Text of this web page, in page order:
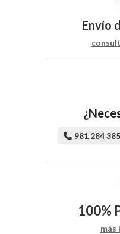
Envío
981 284 385
100%
más